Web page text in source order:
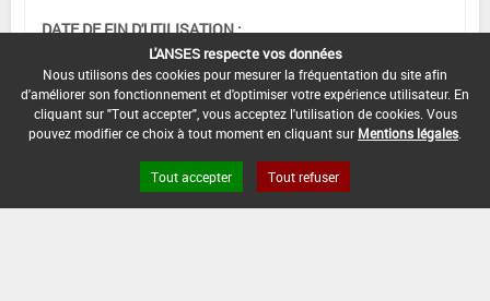
DATE DE FIN D'UTILISATION :
L'ANSES respecte vos données
Nous utilisons des cookies pour mesurer la fréquentation du site afin
d'améliorer son fonctionnement et d'optimiser votre expérience utilisateur. En
cliquant sur "Tout accepter", vous acceptez l'utilisation de cookies. Vous
pouvez modifier ce choix à tout moment en cliquant sur Mentions légales
Tout accepter Tout refuser